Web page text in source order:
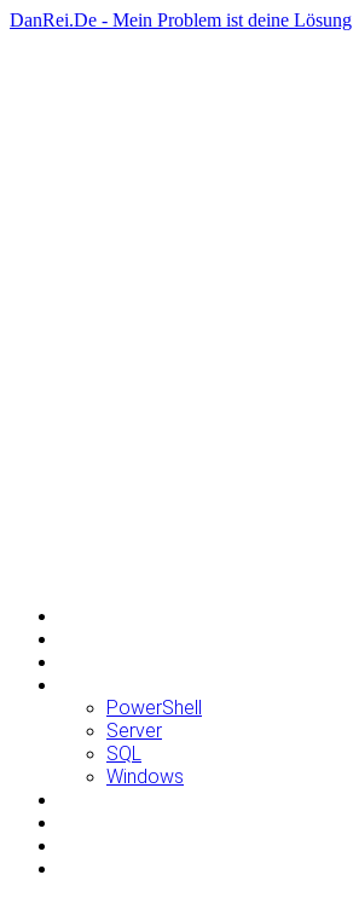
DanRei.De - Mein Problem ist deine Lösung
PowerShell
Server
SQL
Windows